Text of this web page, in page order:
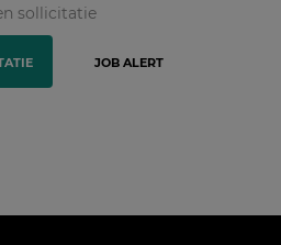
sollicitatie
JOB ALERT